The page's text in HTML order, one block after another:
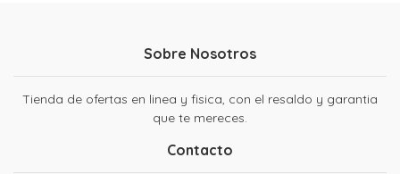
Sobre Nosotros
Tienda de ofertas en linea y fisica, con el resaldo y garantia
que te mereces.
Contacto